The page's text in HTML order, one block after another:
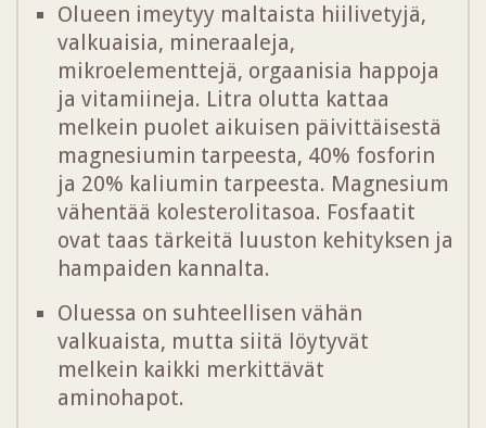
Olueen imeytyy maltaista hiilivetyjä,
valkuaisia, mineraaleja,
mikroelementtejä, orgaanisia happoja
ja vitamiineja. Litra olutta kattaa
melkein puolet aikuisen päivittäisestä
magnesiumin tarpeesta, 40% fosforin
ja 20% kaliumin tarpeesta. Magnesium
vähentää kolesterolitasoa. Fosfaatit
ovat taas tärkeitä luuston kehityksen ja
hampaiden kannalta.
Oluessa on suhteellisen vähän
valkuaista, mutta siitä löytyvät
melkein kaikki merkittävät
aminohapot.